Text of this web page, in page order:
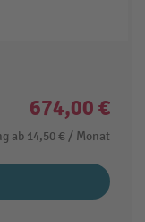
674,00 €
ab 14,50 € / Monat